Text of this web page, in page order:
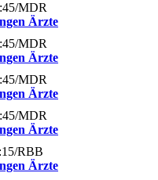
/MDR
Ärzte
/MDR
Ärzte
/MDR
Ärzte
/MDR
Ärzte
/RBB
Ärzte